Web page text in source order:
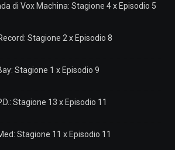
di Vox Machina: Stagione 4 x Episodio 5
Stagione 2 x Episodio 8
Stagione 1 x Episodio 9
Stagione 13 x Episodio 11
Stagione 11 x Episodio 11